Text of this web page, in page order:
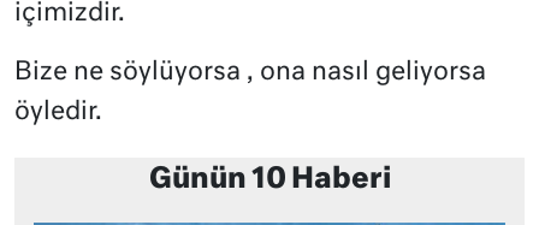
içimizdir.
Bize ne söylüyorsa , ona nasıl geliyorsa
öyledir.
Günün 10 Haberi